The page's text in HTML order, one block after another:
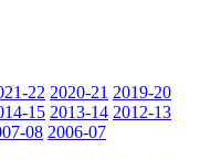
22 2020-21 2019-20
15 2013-14 2012-13
08 2006-07